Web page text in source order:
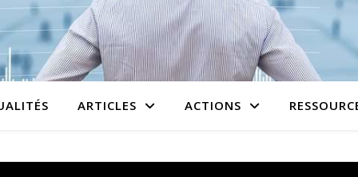
ARTICLES ACTIONS